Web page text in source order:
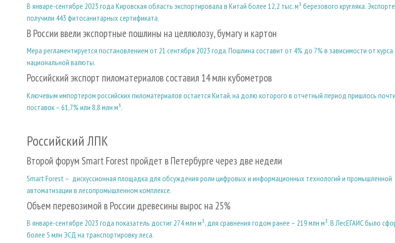
В январе-сентябре 2023 года Кировская область экспортировала в Китай более 12,2 тыс. м³ березового кругляка.
получили 443 фитосанитарных сертификата.
В России ввели экспортные пошлины на целлюлозу, бумагу и картон
Мера регламентируется постановлением от 21 сентября 2023 года. Пошлина составит от 4% до 7% в зависимости от курса
национальной валюты.
Российский экспорт пиломатериалов составил 14 млн кубометров
Ключевым импортером российских пиломатериалов остается Китай, на долю которого в отчетный период пришлось
поставок – 61,7% или 8,8 млн м³.
Российский ЛПК
Второй форум Smart Forest пройдет в Петербурге через две недели
Smart Forest – дискуссионная площадка для обсуждения роли цифровых и информационных технологий и промышленной
автоматизации в лесопромышленном комплексе.
Объем перевозимой в России древесины вырос на 25%
В январе-сентябре 2023 года показатель достиг 274 млн м³, для сравнения годом ранее – 219 млн м³. В ЛесЕГАИС было
более 5 млн ЭСД на транспортировку леса.